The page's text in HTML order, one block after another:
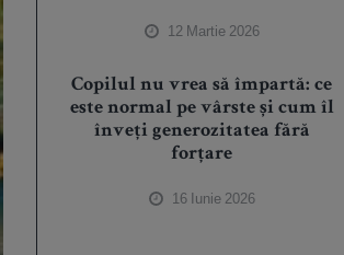
12 Martie 2026
Copilul nu vrea să împartă: ce
este normal pe vârste și cum îl
înveți generozitatea fără
forțare
16 Iunie 2026